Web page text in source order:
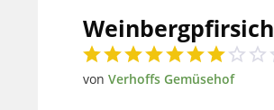
Weinbergpfirsich
von Verhoffs Gemüsehof